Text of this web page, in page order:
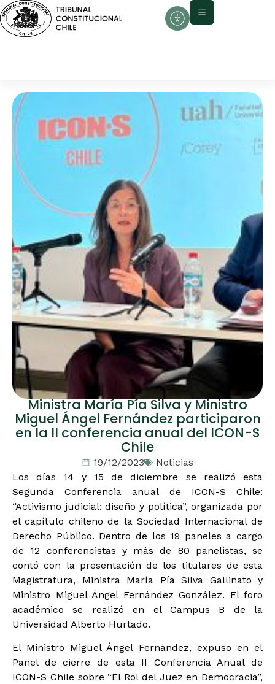
Ministra María Pía Silva y Ministro
Miguel Ángel Fernández participaron
en la II conferencia anual del ICON-S
Chile
19/12/2023
Noticias
Los días 14 y 15 de diciembre se realizó esta
Segunda Conferencia anual de ICON-S Chile:
“Activismo judicial: diseño y política”, organizada por
el capítulo chileno de la Sociedad Internacional de
Derecho Público. Dentro de los 19 paneles a cargo
de 12 conferencistas y más de 80 panelistas, se
contó con la presentación de los titulares de esta
Magistratura, Ministra María Pía Silva Gallinato y
Ministro Miguel Ángel Fernández González. El foro
académico se realizó en el Campus B de la
Universidad Alberto Hurtado.
El Ministro Miguel Ángel Fernández, expuso en el
Panel de cierre de esta II Conferencia Anual de
ICON-S Chile sobre “El Rol del Juez en Democracia”,